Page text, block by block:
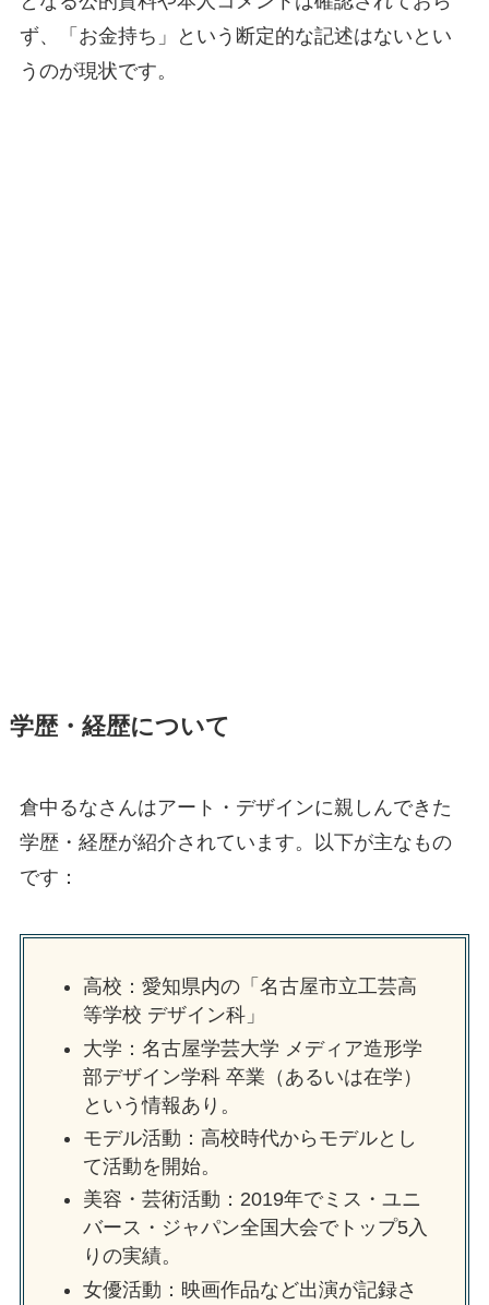
ず、「お金持ち」という断定的な記述はないとい
うのが現状です。
学歴・経歴について
倉中るなさんはアート・デザインに親しんできた
学歴・経歴が紹介されています。以下が主なもの
です：
高校：愛知県内の「名古屋市立工芸高
等学校 デザイン科」
大学：名古屋学芸大学 メディア造形学
部デザイン学科 卒業（あるいは在学）
という情報あり。
モデル活動：高校時代からモデルとし
て活動を開始。
美容・芸術活動：2019年でミス・ユニ
バース・ジャパン全国大会でトップ5入
りの実績。
女優活動：映画作品など出演が記録さ